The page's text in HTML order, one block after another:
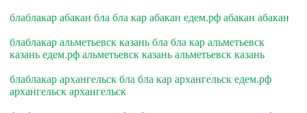
блаблакар абакан бла бла кар абакан едем.рф абакан абакан
блаблакар альметьевск казань бла бла кар альметьевск
казань едем.рф альметьевск казань альметьевск казань
блаблакар архангельск бла бла кар архангельск едем.рф
архангельск архангельск